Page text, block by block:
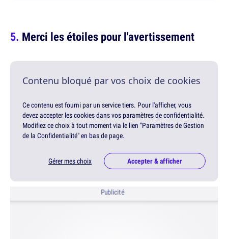
Merci les étoiles pour l'avertissement
Contenu bloqué par vos choix de cookies
Ce contenu est fourni par un service tiers. Pour l'afficher, vous
devez accepter les cookies dans vos paramètres de confidentialité.
Modifiez ce choix à tout moment via le lien "Paramètres de Gestion
de la Confidentialité" en bas de page.
Gérer mes choix Accepter & afficher
Publicité